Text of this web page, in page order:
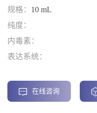
规格： 10 mL
纯度：
内毒素：
表达系统：
在线咨询